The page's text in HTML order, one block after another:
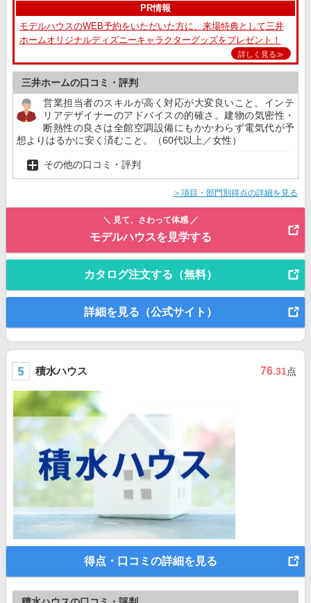
PR情報
モデルハウスのWEB予約をいただいた方に、来場特典として三井
ホームオリジナルディズニーキャラクターグッズをプレゼント！
詳しく見る≫
三井ホームの口コミ・評判
営業担当者のスキルが高く対応が大変良いこと。インテ
リアデザイナーのアドバイスの的確さ。建物の気密性・
断熱性の良さは全館空調設備にもかかわらず電気代が予
想よりはるかに安く済むこと。（60代以上／女性）
その他の口コミ・評判
＞項目・部門別得点の詳細を見る
＼ 見て、さわって体感 ／
モデルハウスを見学する
カタログ注文する（無料）
詳細を見る（公式サイト）
積水ハウス 76.31点
得点・口コミの詳細を見る